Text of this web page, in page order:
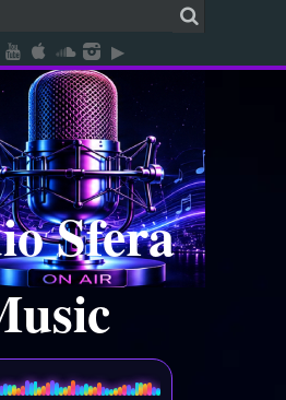
Sfera
Radio Sfera Music